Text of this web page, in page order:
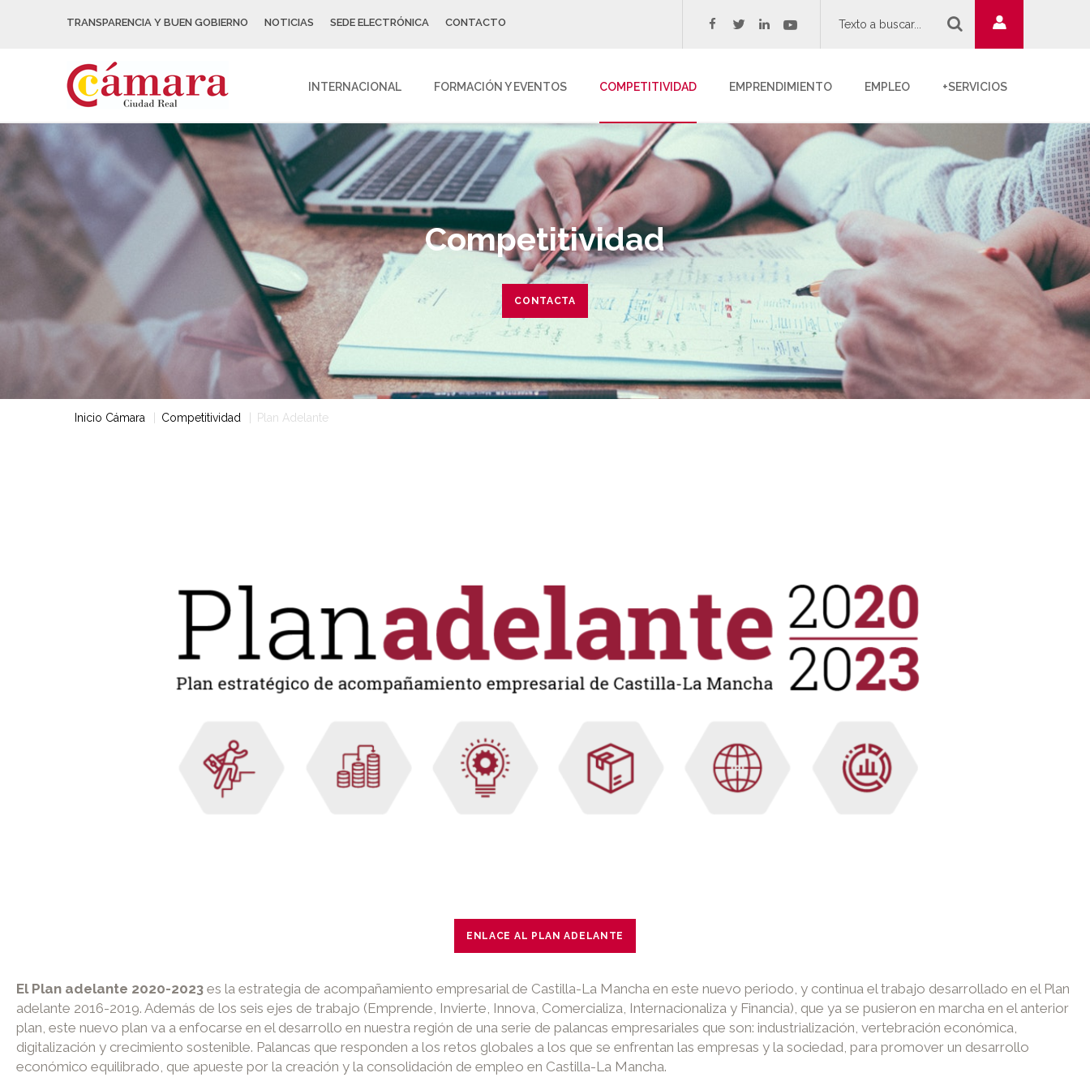
TRANSPARENCIA Y BUEN GOBIERNO NOTICIAS SEDE ELECTRÓNICA CONTACTO facebook
twitterlinkedinyoutube
INTERNACIONAL FORMACIÓN Y EVENTOS COMPETITIVIDAD EMPRENDIMIENTO EMPLEO +SERVICIOS
Competitividad
CONTACTA
Inicio Cámara Competitividad Plan Adelante
ENLACE AL PLAN ADELANTE
El Plan adelante 2020-2023 es la estrategia de acompañamiento empresarial de Castilla-La Mancha en este nuevo periodo, y continua el trabajo desarrollado en el Plan
adelante 2016-2019. Además de los seis ejes de trabajo (Emprende, Invierte, Innova, Comercializa, Internacionaliza y Financia), que ya se pusieron en marcha en el anterior
plan, este nuevo plan va a enfocarse en el desarrollo en nuestra región de una serie de palancas empresariales que son: industrialización, vertebración económica,
digitalización y crecimiento sostenible. Palancas que responden a los retos globales a los que se enfrentan las empresas y la sociedad, para promover un desarrollo
económico equilibrado, que apueste por la creación y la consolidación de empleo en Castilla-La Mancha.